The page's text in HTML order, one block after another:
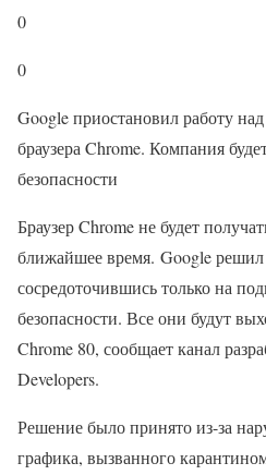
0
0
Google приостановил работу
браузера Chrome. Компания
безопасности
Браузер Chrome не будет
ближайшее время. Google
сосредоточившись только на
безопасности. Все они будут
Chrome 80, сообщает канал
Developers.
Решение было принято из-за
графика, вызванного